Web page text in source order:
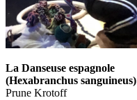
La Danseuse espagnole
(Hexabranchus sanguineus)
Prune Krotoff